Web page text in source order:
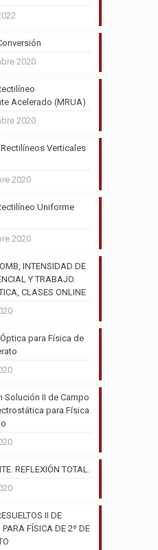
2020
Acelerado (MRUA)
2020
Verticales
2020
Uniforme
2020
INTENSIDAD DE
Y TRABAJO.
CLASES ONLINE
para Física de
Solución II de Campo
para Física
REFLEXIÓN TOTAL.
II DE
FÍSICA DE 2º DE